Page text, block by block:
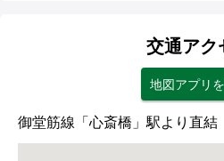
交通アク
地図アプリ
御堂筋線「心斎橋」駅より直結